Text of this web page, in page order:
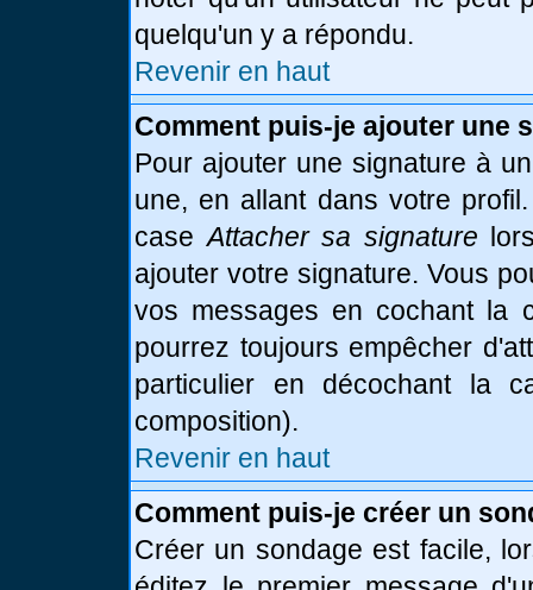
quelqu'un y a répondu.
Revenir en haut
Comment puis-je ajouter une
Pour ajouter une signature à
une, en allant dans votre
caseAttacher sa signature
ajouter votre signature. Vous
vos messages en cochant la
pourrez toujours empêcher
particulier en décochant la
composition).
Revenir en haut
Comment puis-je créer un
Créer un sondage est facile,